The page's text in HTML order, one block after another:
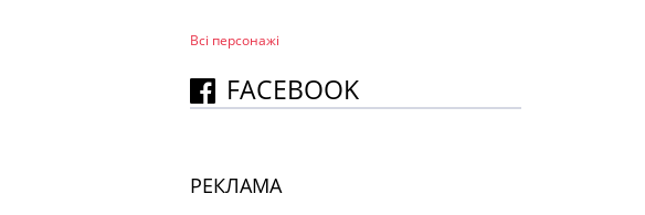
Всі персонажi
FACEBOOK
РЕКЛАМА